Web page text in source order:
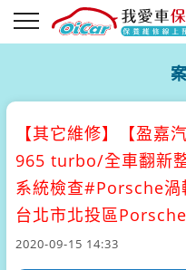
【其它維修】
【盈嘉
965 turbo/全車翻新
系統檢查#Porsche
台北市北投區
2020-09-15 14:33